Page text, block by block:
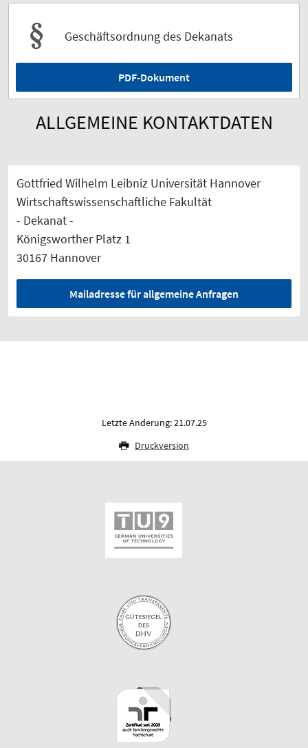
Geschäftsordnung des Dekanats
PDF-Dokument
ALLGEMEINE KONTAKTDATEN
Gottfried Wilhelm Leibniz Universität Hannover
Wirtschaftswissenschaftliche Fakultät
- Dekanat -
Königsworther Platz 1
30167 Hannover
Mailadresse für allgemeine Anfragen
Letzte Änderung: 21.07.25
Druckversion